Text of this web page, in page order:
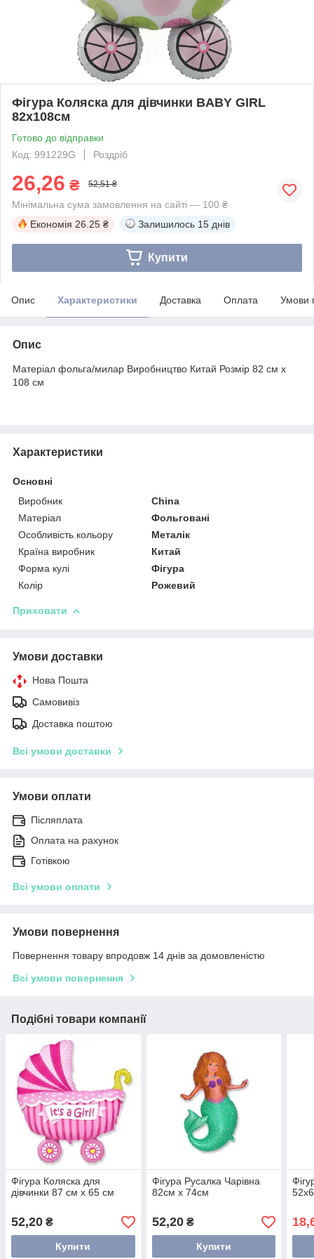
Фігура Коляска для дівчинки BABY GIRL
82х108см
Готово до відправки
Код: 991229G
Роздріб
26,26 ₴ 52,51 ₴
Мінімальна сума замовлення на сайті — 100 ₴
Економія 26.25 ₴ Залишилось 15 днів
Купити
Опис Характеристики Доставка Оплата Умови
Опис
Матеріал фольга/милар Виробництво Китай Розмір 82 см х
108 см
Характеристики
Основні
Виробник
China
Матеріал
Фольговані
Особливість кольору
Металік
Країна виробник
Китай
Форма кулі
Фігура
Колір
Рожевий
Приховати
Умови доставки
Нова Пошта
Самовивіз
Доставка поштою
Всі умови доставки
Умови оплати
Післяплата
Оплата на рахунок
Готівкою
Всі умови оплати
Умови повернення
Повернення товару впродовж 14 днів за домовленістю
Всі умови повернення
Подібні товари компанії
Фігура Коляска для
дівчинки 87 см х 65 см
52,20 ₴
Купити
Фігура Русалка Чарівна
82см х 74см
52,20₴
Купити